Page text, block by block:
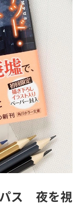
パス 夜を視